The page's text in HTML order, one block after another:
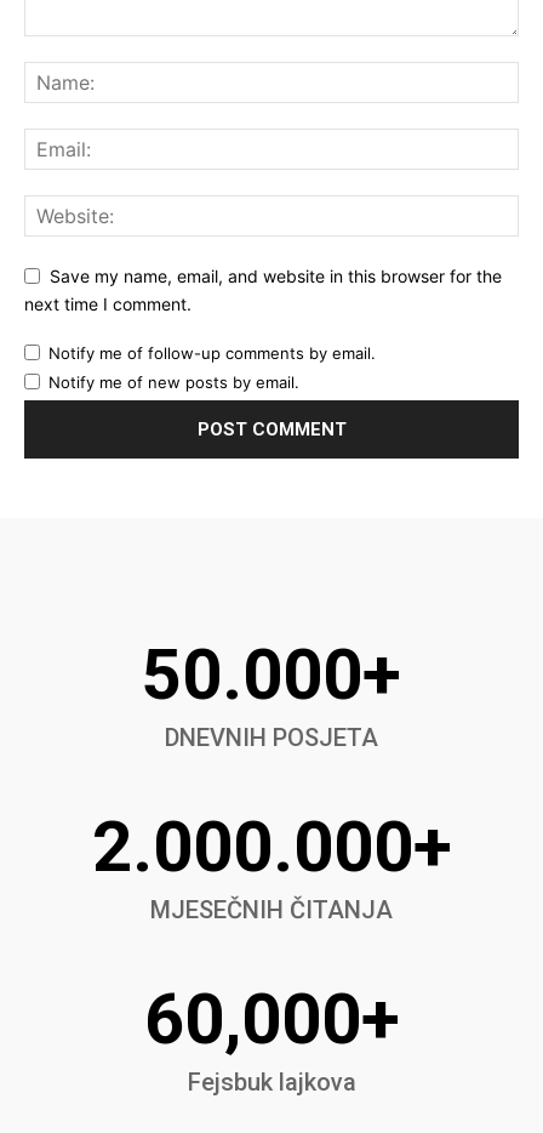
Save my name, email, and website in this browser for the
next time I comment.
Notify me of follow-up comments by email.
Notify me of new posts by email.
50.000+
DNEVNIH POSJETA
2.000.000+
MJESEČNIH ČITANJA
60,000+
Fejsbuk lajkova